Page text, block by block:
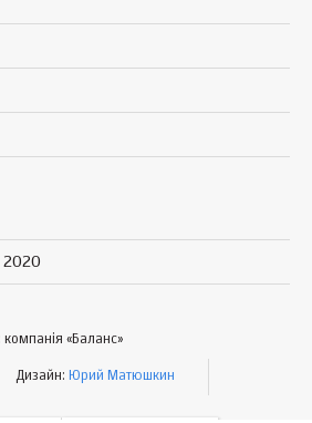
2020
«Баланс»
Дизайн: Юрий Матюшкин